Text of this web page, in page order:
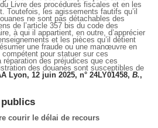
Livre des procédures fiscales et en les
Toutefois, les agissements fautifs qu’il
ne sont pas détachables des
de l’article 357 bis du code des
à qui il appartient, en outre, d’apprécier
et les pièces qu’il détient
une fraude ou une manœuvre en
pour statuer sur ces
des préjudices que ces
des douanes sont susceptibles de
Lyon, 12 juin 2025, n° 24LY01458,B.,
courir le délai de recours